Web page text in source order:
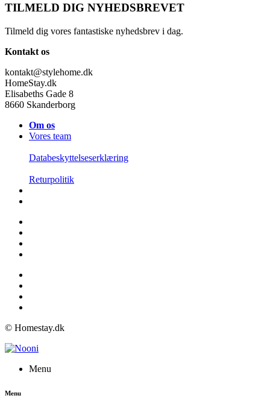
TILMELD DIG NYHEDSBREVET
Tilmeld dig vores fantastiske nyhedsbrev i dag.
Kontakt os
kontakt@stylehome.dk
HomeStay.dk
Elisabeths Gade 8
8660 Skanderborg
Om os
Vores team
Databeskyttelseserklæring
Returpolitik
© Homestay.dk
Menu
Menu